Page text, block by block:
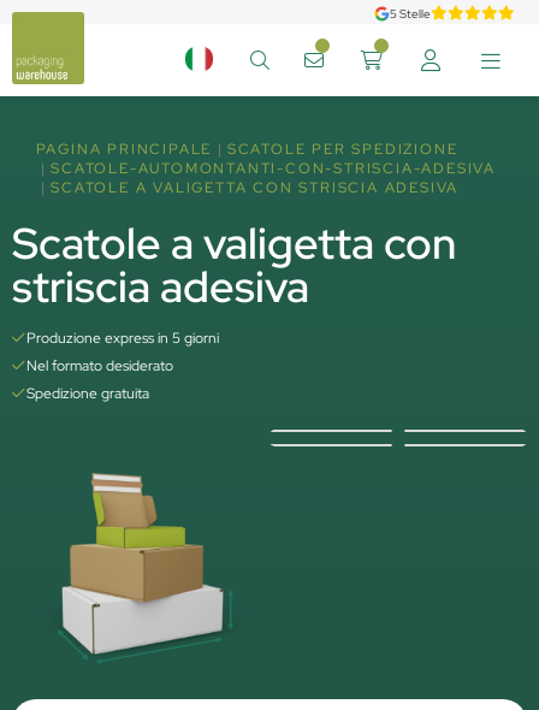
5 Stelle
PAGINA PRINCIPALE
SCATOLE PER SPEDIZIONE
SCATOLE-AUTOMONTANTI-CON-STRISCIA-ADESIVA
SCATOLE A VALIGETTA CON STRISCIA ADESIVA
Scatole a valigetta con
striscia adesiva
Produzione express in 5 giorni
Nel formato desiderato
Spedizione gratuita